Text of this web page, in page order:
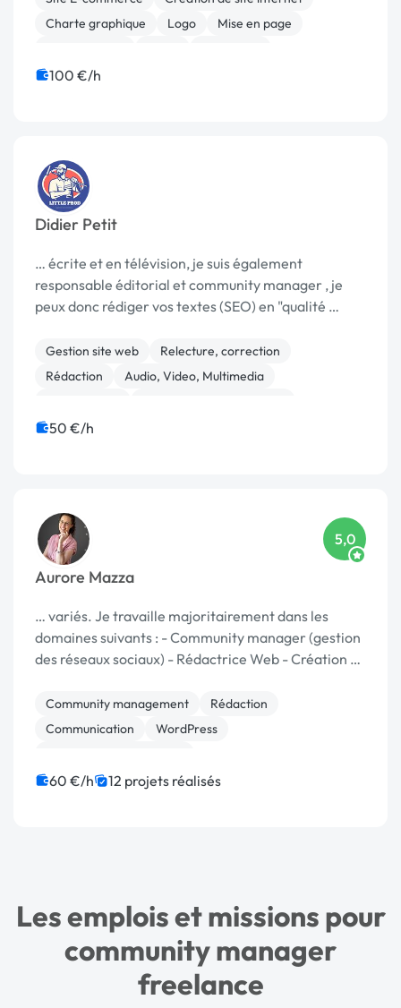
Charte graphique
Logo
Mise en page
Community management
100 €/h
Didier Petit
… écrite et en télévision, je suis également
responsable éditorial et community manager , je
peux donc rédiger vos textes (SEO) en "qualité …
Gestion site web
Relecture, correction
Rédaction
Audio, Video, Multimedia
Formation
50 €/h
Aurore Mazza
5,0
… variés. Je travaille majoritairement dans les
domaines suivants : - Community manager (gestion
des réseaux sociaux) - Rédactrice Web - Création de
Community management
Rédaction
Communication
WordPress
60 €/h 12 projets réalisés
Les emplois et missions pour
community manager
freelance